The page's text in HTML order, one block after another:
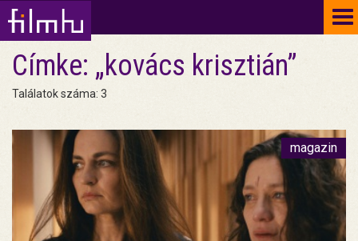
Címke: „kovács krisztián”
Találatok száma: 3
magazin